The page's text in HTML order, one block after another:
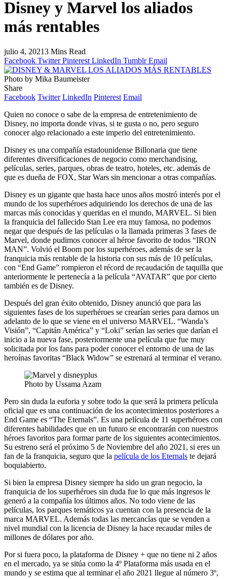
Disney y Marvel los aliados
más rentables
julio 4, 20213 Mins Read
Facebook Twitter Pinterest LinkedIn Tumblr Email
Photo by Mika Baumeister
Share
Facebook Twitter LinkedIn Pinterest Email
Quien no conoce o sabe de la empresa de entretenimiento de
Disney, no importa donde vivas, si te gusta o no, pero seguro
conocer algo relacionado a este imperio del entretenimiento.
Disney es una compañía estadounidense Billonaria que tiene
diferentes diversificaciones de negocio como merchandising,
películas, series, parques, obras de teatro, hoteles, etc. además de
que es dueña de FOX, Star Wars sin mencionar a otras compañías.
Disney es un gigante que hasta hace unos años mostró interés por el
mundo de los superhéroes adquiriendo los derechos de una de las
marcas más conocidas y queridas en el mundo, MARVEL. Si bien
la franquicia del fallecido Stan Lee era muy famosa, no podemos
negar que después de las películas o la llamada primeras 3 fases de
Marvel, donde pudimos conocer al héroe favorito de todos “IRON
MAN”. Volvió el Boom por los superhéroes, además de ser la
franquicia más rentable de la historia con sus más de 10 películas,
con “End Game” rompieron el récord de recaudación de taquilla que
anteriormente le pertenecía a la película “AVATAR” que por cierto
también es de Disney.
Después del gran éxito obtenido, Disney anunció que para las
siguientes fases de los superhéroes se crearían series para darnos un
adelanto de lo que se viene en el universo MARVEL. “Wanda’s
Visión”, “Capitán América” y “Loki” serían las series que darían el
inicio a la nueva fase, posteriormente una película que fue muy
solicitada por los fans para poder conocer el entorno de una de las
heroínas favoritas “Black Widow” se estrenará al terminar el verano.
Photo by Ussama Azam
Pero sin duda la euforia y sobre todo la que será la primera película
oficial que es una continuación de los acontecimientos posteriores a
End Game es “The Eternals”. Es una película de 11 superhéroes con
diferentes habilidades que en un futuro se encontrarán con nuestros
héroes favoritos para formar parte de los siguientes acontecimientos.
Su estreno será el próximo 5 de Noviembre del año 2021, si eres un
fan de la franquicia, seguro que la película de los Eternals te dejará
boquiabierto.
Si bien la empresa Disney siempre ha sido un gran negocio, la
franquicia de los superhéroes sin duda fue lo que más ingresos le
generó a la compañía los últimos años. No todo viene de las
películas, los parques temáticos ya cuentan con la presencia de la
marca MARVEL. Además todas las mercancías que se venden a
nivel mundial con la licencia de Disney la hace recaudar miles de
millones de dólares por año.
Por si fuera poco, la plataforma de Disney + que no tiene ni 2 años
en el mercado, ya se sitúa como la 4º Plataforma más usada en el
mundo y se estima que al terminar el año 2021 llegue al número 3º,